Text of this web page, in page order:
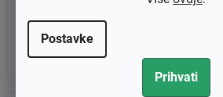
Postavke
Prihvati
€13,76 bez PDV-a
€17,20